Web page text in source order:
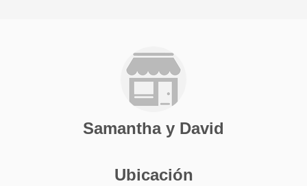
Samantha y David
Ubicación